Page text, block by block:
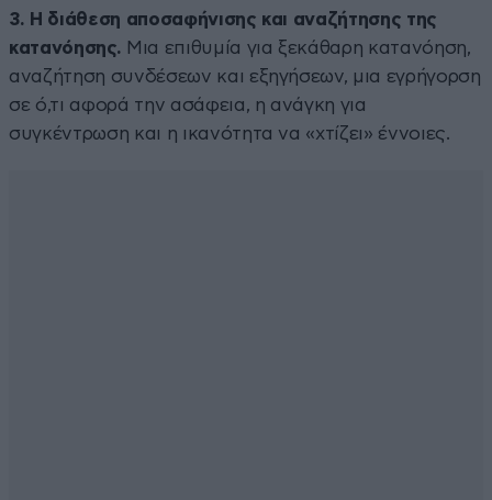
3. Η διάθεση αποσαφήνισης και αναζήτησης της
κατανόησης. Μια επιθυμία για ξεκάθαρη κατανόηση,
αναζήτηση συνδέσεων και εξηγήσεων, μια εγρήγορση
σε ό,τι αφορά την ασάφεια, η ανάγκη για
συγκέντρωση και η ικανότητα να «χτίζει» έννοιες.